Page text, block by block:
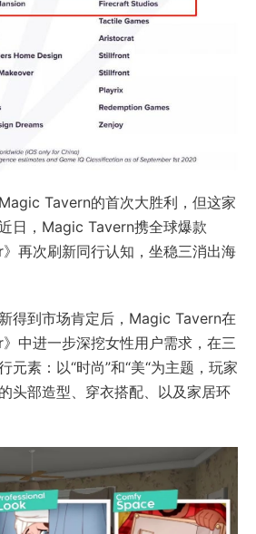
Tavern的首次大胜利，但这家
日，Magic Tavern携全球爆款
再次刷新同行认知，坐稳三消出海
得到市场肯定后，Magic Tavern在
中进一步深挖女性用户需求，在三
元素：以“时尚”和“美“为主题，玩家
头部造型、穿衣搭配、以及家居环